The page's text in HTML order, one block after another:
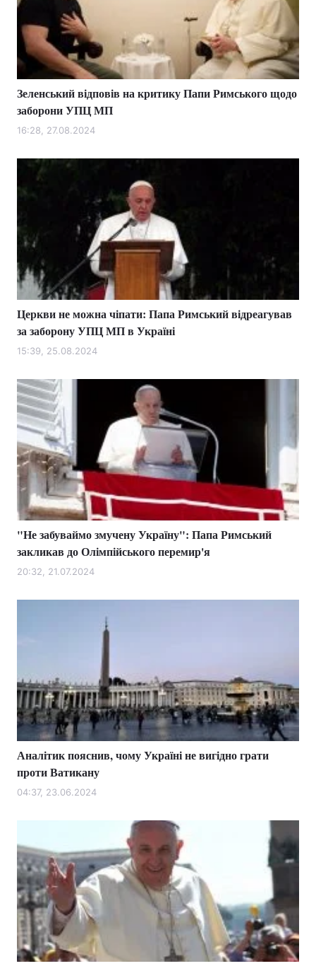
Головна Війна
Україна
Економіка Світ
Спорт
Техно і зв'язок Лайт
Зброя Інциденти
Здоров'я Туризм
Цікавинки Погода
Екологія
Лонгріди
Відео з Youtube Статті
Інтерв'ю Думки
Архів Вакансії
Контакти
Послуги
Тема оформлення
Зеленський відповів на критику Папи Римського щодо
заборони УПЦ МП
16:28, 27.08.2024
Церкви не можна чіпати: Папа Римський відреагував
за заборону УПЦ МП в Україні
15:39, 25.08.2024
"Не забуваймо змучену Україну": Папа Римський
закликав до Олімпійського перемир'я
20:32, 21.07.2024
Аналітик пояснив, чому Україні не вигідно грати
проти Ватикану
04:37, 23.06.2024